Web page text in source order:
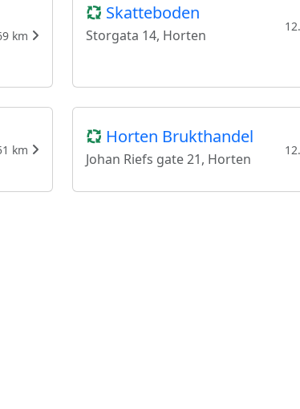
km
Skatteboden
Storgata 14, Horten
km
Horten Brukthandel
Johan Riefs gate 21, Horten